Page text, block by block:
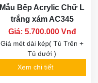
Mẫu Bếp Acrylic Chữ L
trắng xám AC345
Giá: 5.700.000 Vnđ
Giá mét dài kép( Tủ Trên +
Tủ dưới )
Xem chi tiết